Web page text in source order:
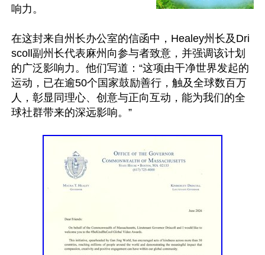
响力。
在这封来自州长办公室的信函中，Healey州长及Dri
scoll副州长代表麻州向参与者致意，并强调该计划
的广泛影响力。他们写道：“这项由干净世界发起的
运动，已在逾50个国家鼓励善行，触及全球数百万
人，彰显同理心、创意与正向互动，能为我们的全
球社群带来的深远影响。”